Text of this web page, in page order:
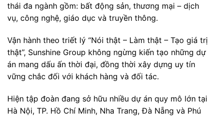
thái đa ngành gồm: bất động sản, thương mại – dịch
vụ, công nghệ, giáo dục và truyền thông.
Vận hành theo triết lý “Nói thật – Làm thật – Tạo giá trị
thật”, Sunshine Group không ngừng kiến tạo những dự
án mang dấu ấn thời đại, đồng thời xây dựng uy tín
vững chắc đối với khách hàng và đối tác.
Hiện tập đoàn đang sở hữu nhiều dự án quy mô lớn tại
Hà Nội, TP. Hồ Chí Minh, Nha Trang, Đà Nẵng và Phú